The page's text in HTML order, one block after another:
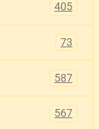
405
73
587
567